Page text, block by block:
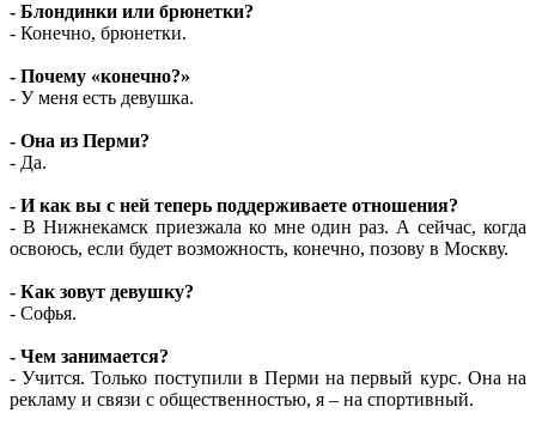
- Блондинки или брюнетки?
- Конечно, брюнетки.
- Почему «конечно?»
- У меня есть девушка.
- Она из Перми?
- Да.
- И как вы с ней теперь поддерживаете отношения?
- В Нижнекамск приезжала ко мне один раз. А сейчас, когда
освоюсь, если будет возможность, конечно, позову в Москву.
- Как зовут девушку?
- Софья.
- Чем занимается?
- Учится. Только поступили в Перми на первый курс. Она на
рекламу и связи с общественностью, я – на спортивный.